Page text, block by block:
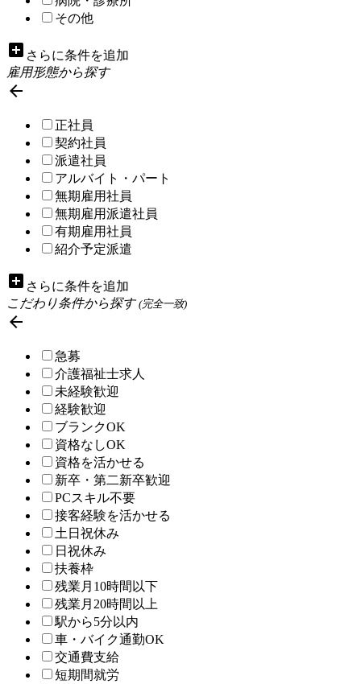
その他
add_box さらに条件を追加
雇用形態から探す

正社員
契約社員
派遣社員
アルバイト・パート
無期雇用社員
無期雇用派遣社員
有期雇用社員
紹介予定派遣
add_box さらに条件を追加
こだわり条件から探す(完全一致)

急募
介護福祉士求人
未経験歓迎
経験歓迎
ブランクOK
資格なしOK
資格を活かせる
新卒・第二新卒歓迎
PCスキル不要
接客経験を活かせる
土日祝休み
日祝休み
扶養枠
残業月10時間以下
残業月20時間以上
駅から5分以内
車・バイク通勤OK
交通費支給
短期間就労